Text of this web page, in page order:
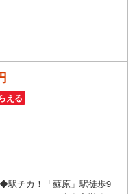
える
チカ！「蘇原」駅徒歩9